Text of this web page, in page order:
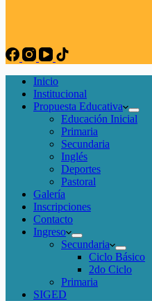
Inicio
Institucional
Propuesta Educativa
Educación Inicial
Primaria
Secundaria
Inglés
Deportes
Pastoral
Galería
Inscripciones
Contacto
Ingreso
Secundaria
Ciclo Básico
2do Ciclo
Primaria
SIGED